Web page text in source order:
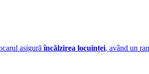
asigurăîncălzirea locuinței, având un